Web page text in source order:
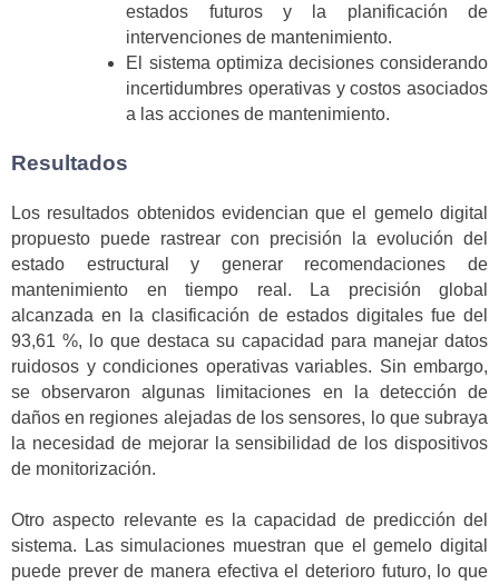
estados futuros y la planificación de
intervenciones de mantenimiento.
El sistema optimiza decisiones considerando
incertidumbres operativas y costos asociados
a las acciones de mantenimiento.
Resultados
Los resultados obtenidos evidencian que el gemelo digital
propuesto puede rastrear con precisión la evolución del
estado estructural y generar recomendaciones de
mantenimiento en tiempo real. La precisión global
alcanzada en la clasificación de estados digitales fue del
93,61 %, lo que destaca su capacidad para manejar datos
ruidosos y condiciones operativas variables. Sin embargo,
se observaron algunas limitaciones en la detección de
daños en regiones alejadas de los sensores, lo que subraya
la necesidad de mejorar la sensibilidad de los dispositivos
de monitorización.
Otro aspecto relevante es la capacidad de predicción del
sistema. Las simulaciones muestran que el gemelo digital
puede prever de manera efectiva el deterioro futuro, lo que